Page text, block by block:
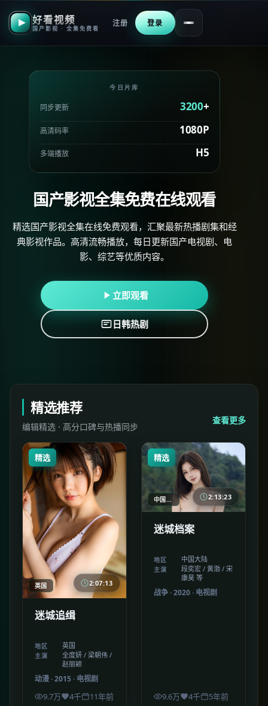
好看视频
国产影视 · 全集免费看
注册 登录
国产影视全集免费在线观看
精选国产影视全集在线免费观看，汇聚最新热播剧集和经
典影视作品。高清流畅播放，每日更新国产电视剧、电
影、综艺等优质内容。
立即观看
日韩热剧
今日片库
同步更新 3200+
高清码率 1080P
多端播放 H5
精选推荐
编辑精选 · 高分口碑与热播同步
查看更多
精选
英国 2:07:13
迷城追缉
地区 英国
主演
全度妍 / 梁朝伟 /
赵丽颖
动漫 ·2015 · 电视剧
9.7万 4千 11年前
精选
中国大陆 2:13:23
迷城档案
地区 中国大陆
主演
段奕宏 / 黄渤 / 宋
康昊 等
战争 ·2020 · 电视剧
9.6万 4千 5年前